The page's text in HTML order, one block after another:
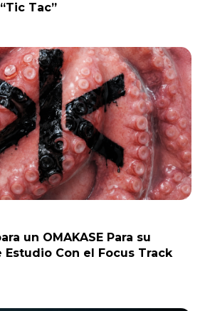
Tac”
un OMAKASE Para su
Estudio Con el Focus Track